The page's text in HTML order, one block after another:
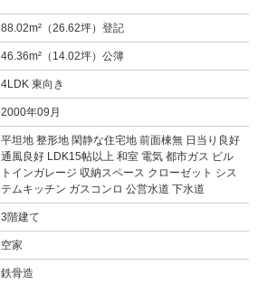
88.02m²（26.62坪）登記
46.36m²（14.02坪）公簿
4LDK 東向き
2000年09月
平坦地 整形地 閑静な住宅地 前面棟無 日当り良好
通風良好 LDK15帖以上 和室 電気 都市ガス ビル
トインガレージ 収納スペース クローゼット シス
テムキッチン ガスコンロ 公営水道 下水道
3階建て
空家
鉄骨造